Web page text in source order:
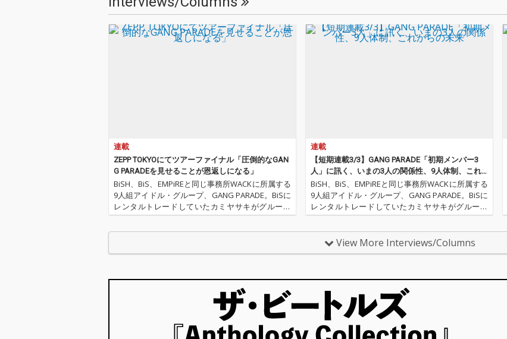
人のメンバーが各自1
曲ずつセレクトしたDis
c2に加え、一般投票に
再録でのボーカルレコ
ーディングディレクシ
ョンを、過去3曲の楽
曲提供とボーカルディ
レクションを行ってき
た草野華余子が担当し
ている。
人のメンバーが各自1
曲ずつセレクトしたDis
c2に加え、一般投票に
ーディングディレクシ
ョンを、過去3曲の楽
曲提供とボーカルディ
レクションを行ってき
た草野華余子が担当し
ている。
連載
ZEPP TOKYOにてツアーファイナル「圧倒的なGAN
G PARADEを見せることが恩返しになる」
BiSH、BiS、EMPiREと同じ事務所WACKに所属する
9人組アイドル・グループ、GANG PARADE。BiSに
レンタルトレードしていたカミヤサキがグループ
に戻り、2018年3月12～18日にかけて開催された
連載
【短期連載3/3】GANG PARADE「初期メンバー3
人」に訊く、いまの3人の関係性、9人体制、これ
からの未来
BiSH、BiS、EMPiREと同じ事務所WACKに所属する
9人組アイドル・グループ、GANG PARADE。BiSに
レンタルトレードしていたカミヤサキがグループ
に戻り、2018年3月12～18日にかけて開催された
View More Interviews/Columns